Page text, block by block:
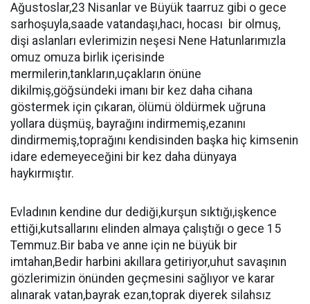
Ağustoslar,23 Nisanlar ve Büyük taarruz gibi o gece
sarhoşuyla,saade vatandaşı,hacı, hocası bir olmuş,
dişi aslanları evlerimizin neşesi Nene Hatunlarımızla
omuz omuza birlik içerisinde
mermilerin,tankların,uçakların önüne
dikilmiş,göğsündeki imanı bir kez daha cihana
göstermek için çıkaran, ölümü öldürmek uğruna
yollara düşmüş, bayrağını indirmemiş,ezanını
dindirmemiş,toprağını kendisinden başka hiç kimsenin
idare edemeyeceğini bir kez daha dünyaya
haykırmıştır.
Evladının kendine dur dediği,kurşun sıktığı,işkence
ettiği,kutsallarını elinden almaya çalıştığı o gece 15
Temmuz.Bir baba ve anne için ne büyük bir
imtahan,Bedir harbini akıllara getiriyor,uhut savaşının
gözlerimizin önünden geçmesini sağlıyor ve karar
alınarak vatan,bayrak ezan,toprak diyerek silahsız